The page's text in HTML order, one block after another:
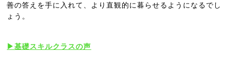
善の答えを手に入れて、より直観的に暮らせるようになるでし
ょう。
▶基礎スキルクラスの声